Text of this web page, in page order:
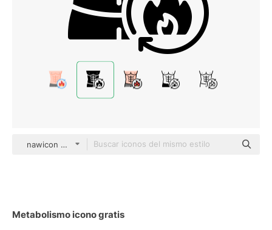
nawicon Glyph
Metabolismo icono gratis